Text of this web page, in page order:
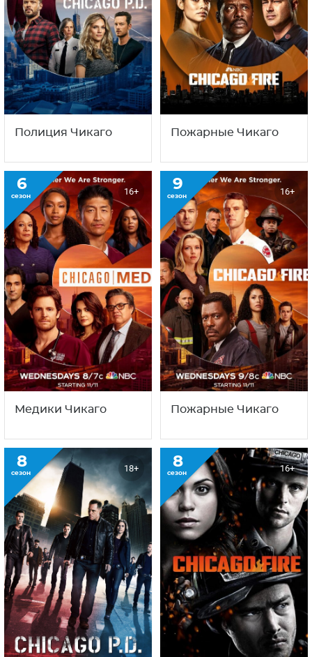
Полиция Чикаго Пожарные Чикаго
6
сезон 16+
Медики Чикаго
9
сезон 16+
Пожарные Чикаго
8
сезон 18+ 8
сезон 16+